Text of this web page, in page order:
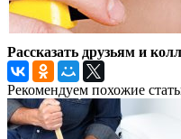
Рассказать друзьям и
Рекомендуем похожие